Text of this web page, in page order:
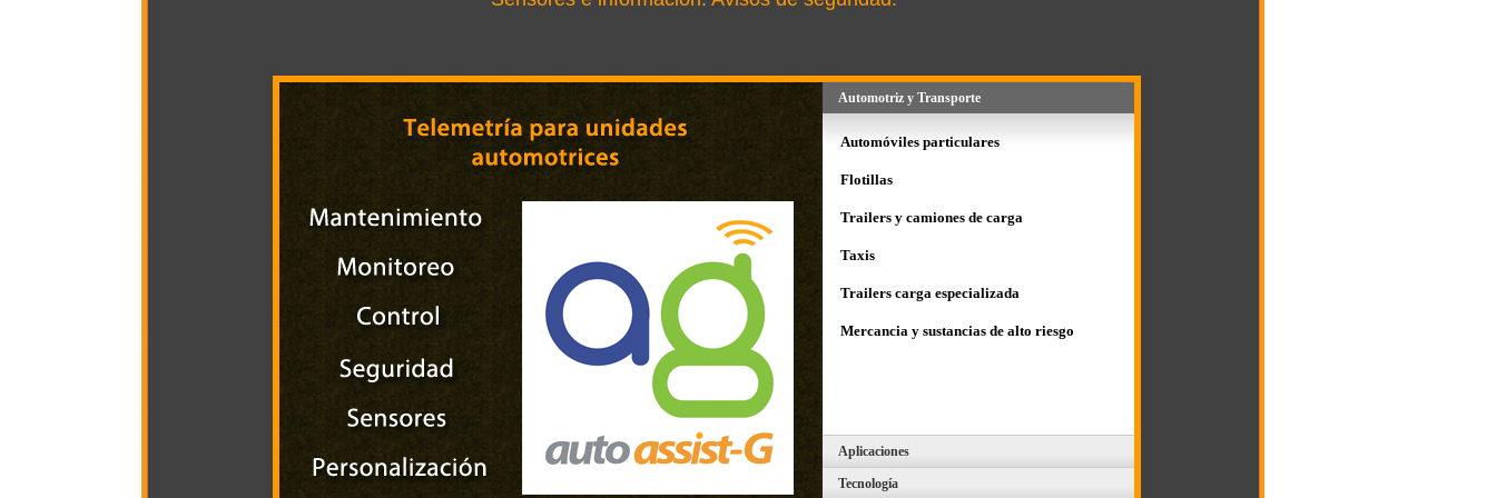
Automotriz y Transporte
Automóviles particulares
Flotillas
Trailers y camiones de carga
Taxis
Trailers carga especializada
Mercancia y sustancias de alto riesgo
Aplicaciones
Tecnología